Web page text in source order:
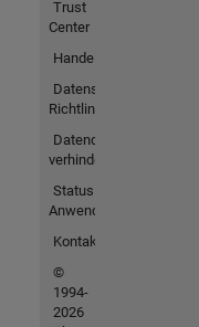
Trust
Center
Handelsmarken
Datenschutz-
Richtlinien
Datendiebstahl
verhindern
Status von
Anwendungen
Kontakt
©
1994-
2026